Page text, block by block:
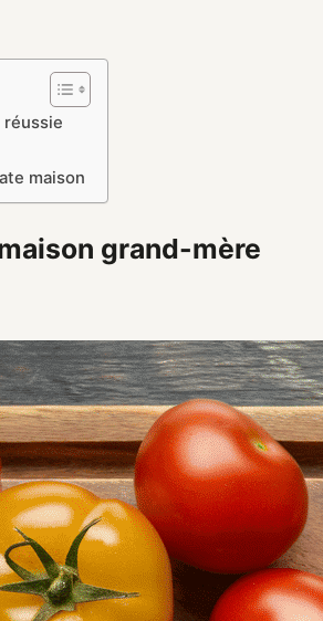
réussie
maison
grand-mère